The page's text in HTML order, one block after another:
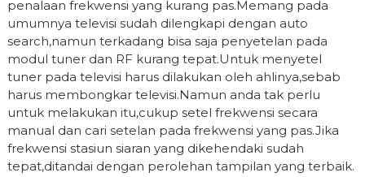
penalaan frekwensi yang kurang pas.Memang pada
umumnya televisi sudah dilengkapi dengan auto
search,namun terkadang bisa saja penyetelan pada
modul tuner dan RF kurang tepat.Untuk menyetel
tuner pada televisi harus dilakukan oleh ahlinya,sebab
harus membongkar televisi.Namun anda tak perlu
untuk melakukan itu,cukup setel frekwensi secara
manual dan cari setelan pada frekwensi yang pas.Jika
frekwensi stasiun siaran yang dikehendaki sudah
tepat,ditandai dengan perolehan tampilan yang terbaik.